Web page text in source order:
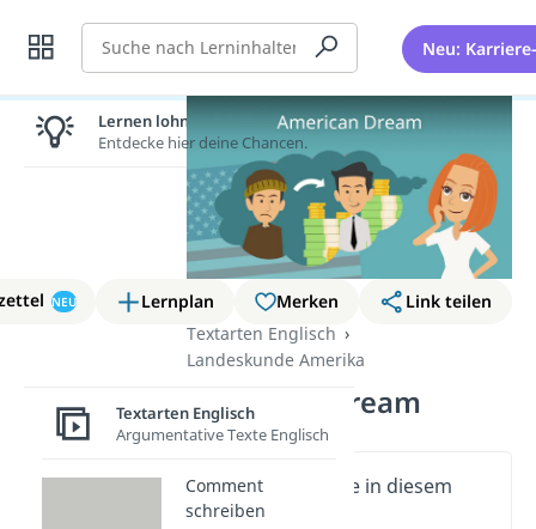
Suche Neu:
NEU Lernplan Merken
Link teilen
Textarten Englisch
Landeskunde Amerika
American Dream
Wichtige Inhalte in diesem
Video
Lernen lohnt sich!
Entdecke hier deine Chancen.
Textarten Englisch
Argumentative Texte Englisch
Comment
schreiben